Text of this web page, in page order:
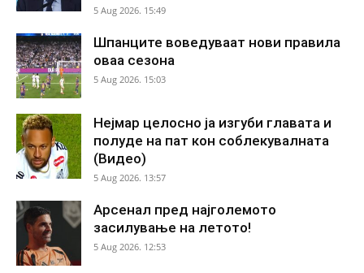
5 Aug 2026. 15:49
Шпанците воведуваат нови правила
оваа сезона
5 Aug 2026. 15:03
Нејмар целосно ја изгуби главата и
полуде на пат кон соблекувалната
(Видео)
5 Aug 2026. 13:57
Арсенал пред најголемото
засилување на летото!
5 Aug 2026. 12:53